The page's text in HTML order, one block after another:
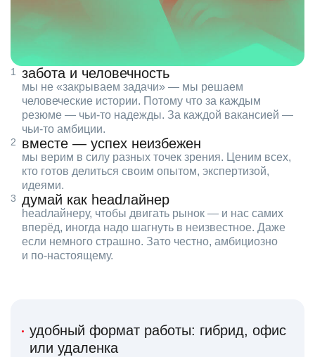
забота и человечность
мы не «закрываем задачи» — мы решаем
человеческие истории. Потому что за каждым
резюме — чьи‑то надежды. За каждой вакансией —
чьи‑то амбиции.
вместе — успех неизбежен
мы верим в силу разных точек зрения. Ценим всех,
кто готов делиться своим опытом, экспертизой,
идеями.
думай как headлайнер
headлайнеру, чтобы двигать рынок — и нас самих
вперёд, иногда надо шагнуть в неизвестное. Даже
если немного страшно. Зато честно, амбициозно
и по‑настоящему.
удобный формат работы: гибрид, офис
или удаленка